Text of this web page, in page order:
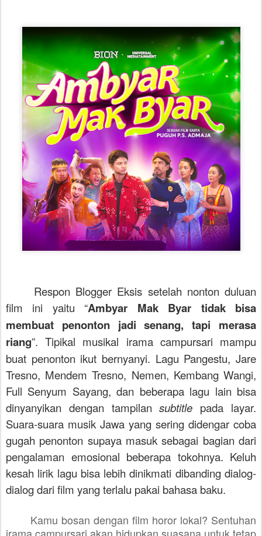
Respon Blogger Eksis setelah nonton duluan
film ini yaitu “Ambyar Mak Byar tidak bisa
membuat penonton jadi senang, tapi merasa
riang”. Tipikal musikal irama campursari mampu
buat penonton ikut bernyanyi. Lagu Pangestu, Jare
Tresno, Mendem Tresno, Nemen, Kembang Wangi,
Full Senyum Sayang, dan beberapa lagu lain bisa
dinyanyikan dengan tampilansubtitle pada layar.
Suara-suara musik Jawa yang sering didengar coba
gugah penonton supaya masuk sebagai bagian dari
pengalaman emosional beberapa tokohnya. Keluh
kesah lirik lagu bisa lebih dinikmati dibanding dialog-
dialog dari film yang terlalu pakai bahasa baku.
Kamu bosan dengan film horor lokal? Sentuhan